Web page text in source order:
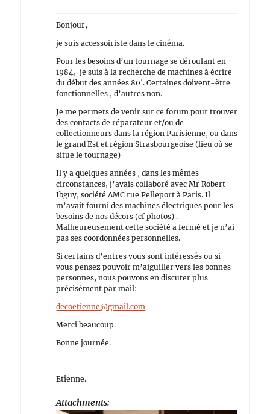
Bonjour,
je suis accessoiriste dans le cinéma.
Pour les besoins d’un tournage se déroulant en
1984, je suis à la recherche de machines à écrire
du début des années 80′. Certaines doivent-être
fonctionnelles , d’autres non.
Je me permets de venir sur ce forum pour trouver
des contacts de réparateur et/ou de
collectionneurs dans la région Parisienne, ou dans
le grand Est et région Strasbourgeoise (lieu où se
situe le tournage)
Il y a quelques années , dans les mêmes
circonstances, j’avais collaboré avec Mr Robert
Ibguy, société AMC rue Pelleport à Paris. Il
m’avait fourni des machines électriques pour les
besoins de nos décors (cf photos) .
Malheureusement cette société a fermé et je n’ai
pas ses coordonnées personnelles.
Si certains d’entres vous sont intéressés ou si
vous pensez pouvoir m’aiguiller vers les bonnes
personnes, nous pouvons en discuter plus
précisément par mail:
decoetienne@gmail.com
Merci beaucoup.
Bonne journée.
Etienne.
Attachments: